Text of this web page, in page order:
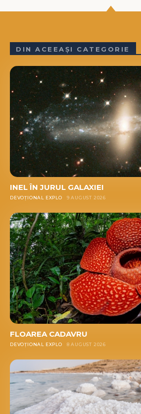
DIN ACEEAȘI CATEGORIE
INEL ÎN JURUL GALAXIEI
DEVOȚIONAL EXPLO 9 AUGUST 2026
FLOAREA CADAVRU
DEVOȚIONAL EXPLO 8 AUGUST 2026